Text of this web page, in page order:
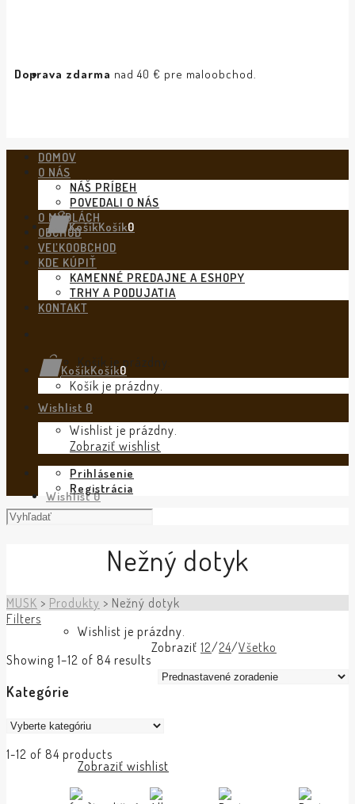
Doprava zdarma nad 40 € pre maloobchod.
KošíkKošík0
Košík je prázdny.
Wishlist 0
Wishlist je prázdny.
Zobraziť wishlist
DOMOV
O NÁS
NÁŠ PRÍBEH
POVEDALI O NÁS
O MYDLÁCH
OBCHOD
VEĽKOOBCHOD
KDE KÚPIŤ
KAMENNÉ PREDAJNE A ESHOPY
TRHY A PODUJATIA
KONTAKT
KošíkKošík0
Košík je prázdny.
Wishlist 0
Wishlist je prázdny.
Zobraziť wishlist
Prihlásenie
Registrácia
Nežný dotyk
MUSK > Produkty > Nežný dotyk
Filters
Showing 1–12 of 84 results
Zobraziť 12/24/Všetko
Kategórie
1-12 of 84 products